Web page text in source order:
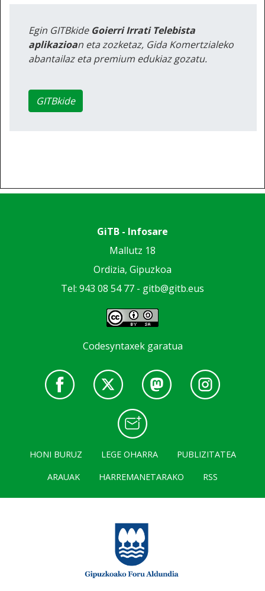
Egin GITBkide Goierri Irrati Telebista
aplikazioan eta zozketaz, Gida Komertzialeko
abantailaz eta premium edukiaz gozatu.
GITBkide
GiTB - Infosare
Mallutz 18
Ordizia, Gipuzkoa
Tel: 943 08 54 77 - gitb@gitb.eus
Codesyntaxek garatua
HONI BURUZ LEGE OHARRA
PUBLIZITATEA
ARAUAK
HARREMANETARAKO RSS